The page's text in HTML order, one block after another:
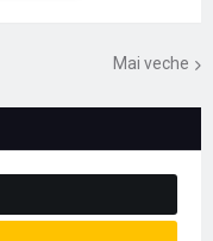
Mai veche